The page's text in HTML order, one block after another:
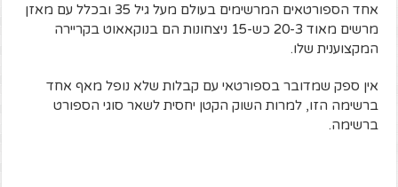
אחד הספורטאים המרשימים בעולם מעל גיל 35 ובכלל עם מאזן
מרשים מאוד 20-3 כש-15 ניצחונות הם בנוקאאוט בקריירה
המקצוענית שלו.
אין ספק שמדובר בספורטאי עם קבלות שלא נופל מאף אחד
ברשימה הזו, למרות השוק הקטן יחסית לשאר סוגי הספורט
ברשימה.